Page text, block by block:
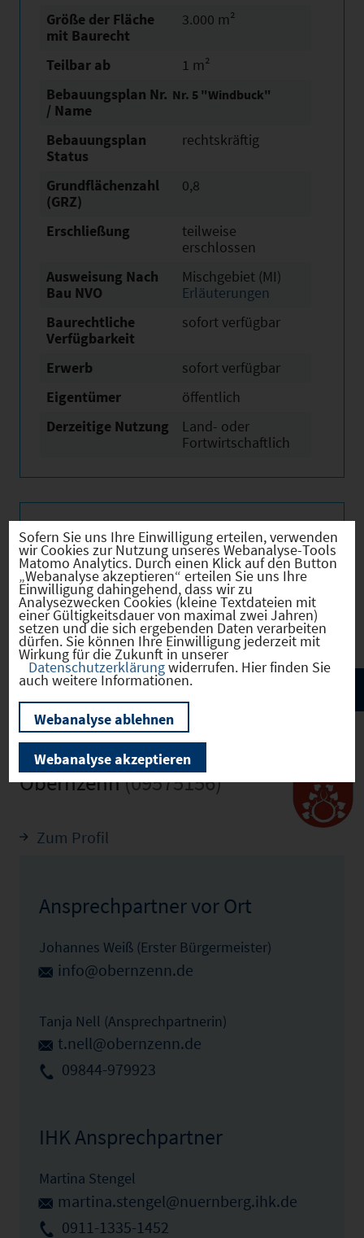
Größe der Fläche
mit Baurecht
3.000 m²
Teilbar ab
1 m²
Bebauungsplan Nr.
/ Name
Nr. 5 "Windbuck"
Bebauungsplan
Status
rechtskräftig
Grundflächen­zahl
(GRZ)
0,8
Erschließung
teilweise
erschlossen
Ausweisung Nach
Bau NVO
Mischgebiet (MI)
Erläuterungen
Baurechtliche
Verfügbarkeit
sofort verfügbar
Erwerb
sofort verfügbar
Eigentümer
öffentlich
Derzeitige Nutzung
Land- oder
Fortwirtschaftlich
Verkehr
Infrastruktur
Obernzenn(09575156)
Zum Profil
Ansprechpartner vor Ort
Johannes Weiß (Erster Bürgermeister)
info@obernzenn.de
Tanja Nell (Ansprechpartnerin)
t.nell@obernzenn.de
09844-979923
IHK Ansprechpartner
Martina Stengel
martina.stengel@nuernberg.ihk.de
0911-1335-1452
Sofern Sie uns Ihre Einwilligung erteilen, verwenden
wir Cookies zur Nutzung unseres Webanalyse-Tools
Matomo Analytics. Durch einen Klick auf den Button
„Webanalyse akzeptieren“ erteilen Sie uns Ihre
Einwilligung dahingehend, dass wir zu
Analysezwecken Cookies (kleine Textdateien mit
einer Gültigkeitsdauer von maximal zwei Jahren)
setzen und die sich ergebenden Daten verarbeiten
dürfen. Sie können Ihre Einwilligung jederzeit mit
Wirkung für die Zukunft in unserer
Datenschutzerklärungwiderrufen. Hier finden Sie
auch weitere Informationen.
Webanalyse ablehnen
Webanalyse akzeptieren